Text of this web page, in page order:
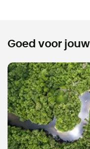
Goed voor